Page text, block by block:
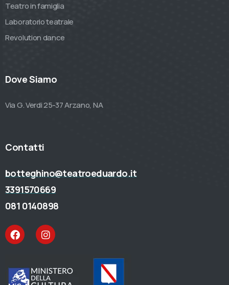
Teatro in famiglia
Laboratorio teatrale
Revolution dance
Dove Siamo
Via G. Verdi 25-37 Arzano, NA
Contatti
botteghino@teatroeduardo.it
3391570669
081 0140898